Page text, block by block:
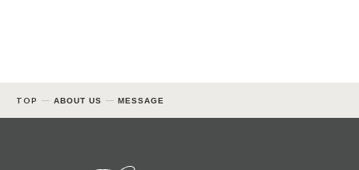
TOP ABOUT US MESSAGE